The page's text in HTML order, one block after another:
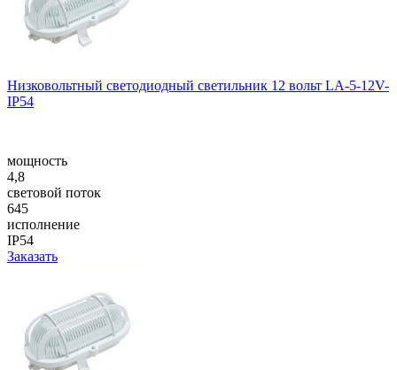
Низковольтный светодиодный светильник 12 вольт LA-5-12V-
IP54
мощность
4,8
световой поток
645
исполнение
IP54
Заказать